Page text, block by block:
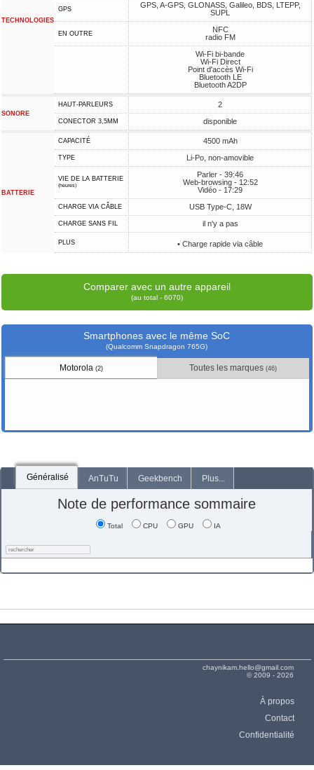
TECHNOLOGIES
GPS
GPS, A-GPS, GLONASS, Galileo, BDS, LTEPP,
SUPL
EN OUTRE
NFC
radio FM
Wi-Fi bi-bande
Wi-Fi Direct
Point d'accès Wi-Fi
Bluetooth LE
Bluetooth A2DP
SONORE
HAUT-PARLEURS 2
CONECTOR 3,5MM disponible
BATTERIE
CAPACITÉ 4500 mAh
TYPE Li-Po, non-amovible
VIE DE LA BATTERIE
(heures)
Parler - 39:46
Web-browsing - 12:52
Vidéo - 17:29
CHARGE VIA CÂBLE USB Type-C, 18W
CHARGE SANS FIL il n'y a pas
PLUS • Charge rapide via câble
Comparer avec un autre appareil
(au total - 6070)
Smartphones avec le même SoC
(Qualcomm Snapdragon 765G)
Motorola (2) Toutes les marques(46)
Généralisé AnTuTu Geekbench Plus...
Note de performance sommaire
Total CPU GPU IA
chaynikam.hello@gmail.com
© 2009 - 2026
À propos
Contact
Confidentialité